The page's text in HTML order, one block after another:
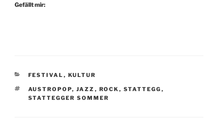
Gefällt mir:
KATEGORIEN
FESTIVAL , KULTUR
SCHLAGWÖRTER
AUSTROPOP, JAZZ , ROCK , STATTEGG ,
STATTEGGER SOMMER